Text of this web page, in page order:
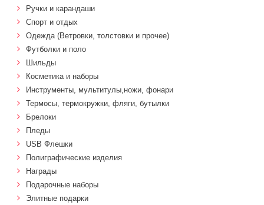
Ручки и карандаши
Спорт и отдых
Одежда (Ветровки, толстовки и прочее)
Футболки и поло
Шильды
Косметика и наборы
Инструменты, мультитулы,ножи, фонари
Термосы, термокружки, фляги, бутылки
Брелоки
Пледы
USB Флешки
Полиграфические изделия
Награды
Подарочные наборы
Элитные подарки